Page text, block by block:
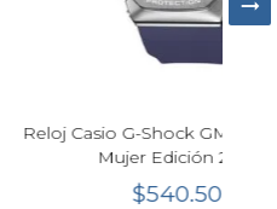
GM-S2110SH-2A
Edición 2025